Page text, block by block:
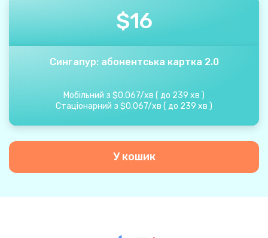
$16
Сингапур: абонентська картка 2.0
Мобільний з $0.067/хв ( до 239 хв )
Стаціонарний з $0.067/хв ( до 239 хв )
У кошик